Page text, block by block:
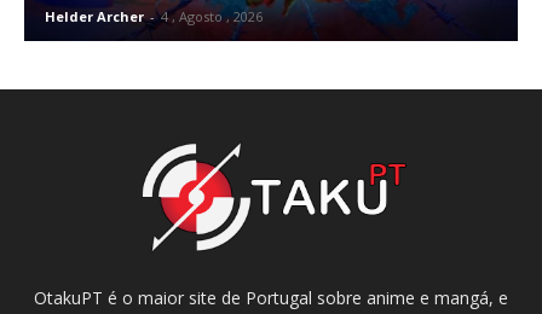
Helder Archer - 4 , Agosto , 2026
OtakuPT é o maior site de Portugal sobre anime e mangá, e